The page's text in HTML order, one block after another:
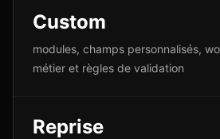
Custom
modules, champs personnalisés,
métier et règles de validation
Reprise